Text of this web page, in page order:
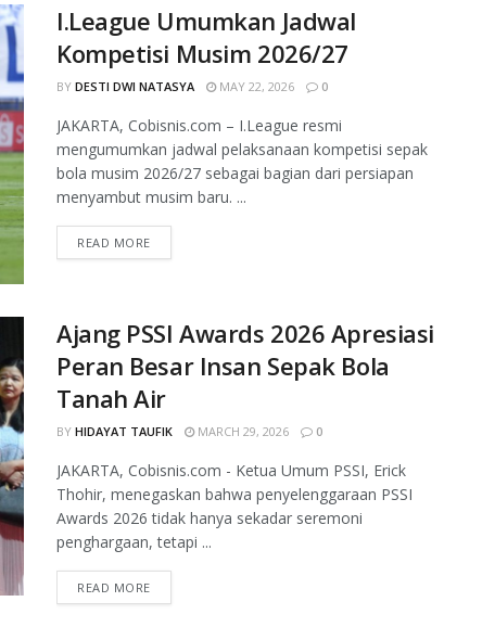
I.League Umumkan Jadwal
Kompetisi Musim 2026/27
BY DESTI DWI NATASYA MAY 22, 2026 0
JAKARTA, Cobisnis.com – I.League resmi
mengumumkan jadwal pelaksanaan kompetisi sepak
bola musim 2026/27 sebagai bagian dari persiapan
menyambut musim baru. ...
READ MORE
Ajang PSSI Awards 2026 Apresiasi
Peran Besar Insan Sepak Bola
Tanah Air
BY HIDAYAT TAUFIK MARCH 29, 2026 0
JAKARTA, Cobisnis.com - Ketua Umum PSSI, Erick
Thohir, menegaskan bahwa penyelenggaraan PSSI
Awards 2026 tidak hanya sekadar seremoni
penghargaan, tetapi ...
READ MORE